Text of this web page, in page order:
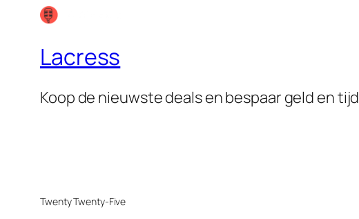
Lacress
Koop de nieuwste deals en bespaar geld en tijd
Twenty Twenty-Five